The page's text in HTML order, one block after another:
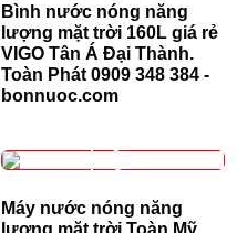
Bình nước nóng năng
lượng mặt trời 160L giá rẻ
VIGO Tân Á Đại Thành.
Toàn Phát 0909 348 384 -
bonnuoc.com
Máy nước nóng năng
lượng mặt trời Toàn Mỹ